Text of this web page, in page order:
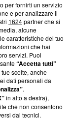
su Blasting
ci impegniamo a
aderenza a
non è
di farne
una verifica di
per fornirti un servizio
e per analizzare il
1624partner che si
alcune
caratteristiche del tuo
che hai
servizi. Puoi
“Accetta tutti”
scelte, anche
dati personali da
.
in alto a destra),
che non consentono
dai tecnici.